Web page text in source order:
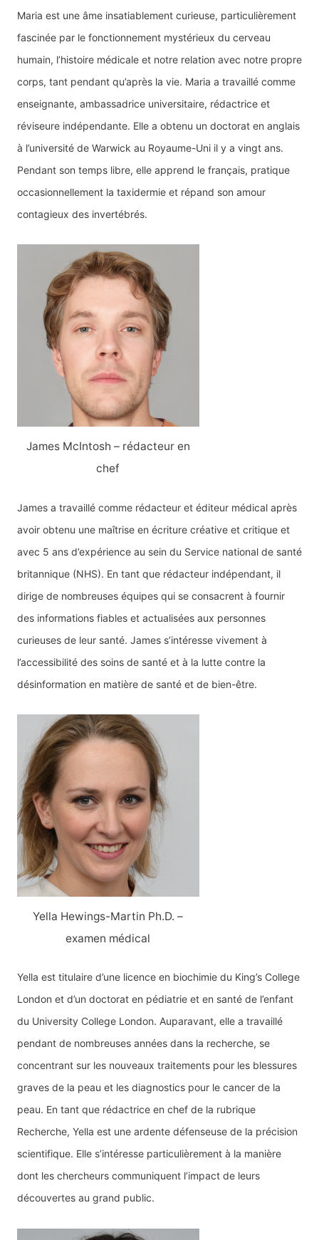
Maria est une âme insatiablement curieuse, particulièrement
fascinée par le fonctionnement mystérieux du cerveau
humain, l’histoire médicale et notre relation avec notre propre
corps, tant pendant qu’après la vie. Maria a travaillé comme
enseignante, ambassadrice universitaire, rédactrice et
réviseure indépendante. Elle a obtenu un doctorat en anglais
à l’université de Warwick au Royaume-Uni il y a vingt ans.
Pendant son temps libre, elle apprend le français, pratique
occasionnellement la taxidermie et répand son amour
contagieux des invertébrés.
James McIntosh – rédacteur en
chef
James a travaillé comme rédacteur et éditeur médical après
avoir obtenu une maîtrise en écriture créative et critique et
avec 5 ans d’expérience au sein du Service national de santé
britannique (NHS). En tant que rédacteur indépendant, il
dirige de nombreuses équipes qui se consacrent à fournir
des informations fiables et actualisées aux personnes
curieuses de leur santé. James s’intéresse vivement à
l’accessibilité des soins de santé et à la lutte contre la
désinformation en matière de santé et de bien-être.
Yella Hewings-Martin Ph.D. –
examen médical
Yella est titulaire d’une licence en biochimie du King’s College
London et d’un doctorat en pédiatrie et en santé de l’enfant
du University College London. Auparavant, elle a travaillé
pendant de nombreuses années dans la recherche, se
concentrant sur les nouveaux traitements pour les blessures
graves de la peau et les diagnostics pour le cancer de la
peau. En tant que rédactrice en chef de la rubrique
Recherche, Yella est une ardente défenseuse de la précision
scientifique. Elle s’intéresse particulièrement à la manière
dont les chercheurs communiquent l’impact de leurs
découvertes au grand public.